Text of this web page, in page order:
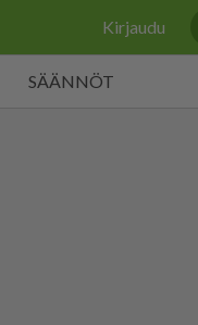
Kirjaudu
SÄÄNNÖT